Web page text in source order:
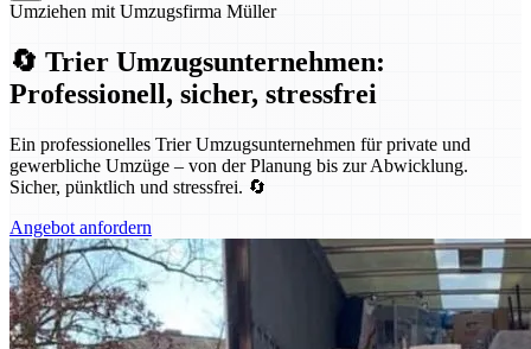
Umziehen mit Umzugsfirma Müller
🔄 Trier Umzugsunternehmen:
Professionell, sicher, stressfrei
Ein professionelles Trier Umzugsunternehmen für private und
gewerbliche Umzüge – von der Planung bis zur Abwicklung.
Sicher, pünktlich und stressfrei. 🔄
Angebot anfordern